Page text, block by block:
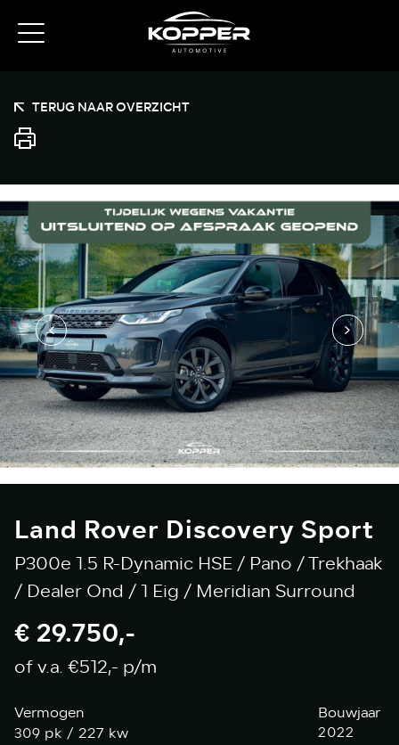
TERUG NAAR OVERZICHT
Land Rover Discovery Sport
P300e 1.5 R-Dynamic HSE / Pano / Trekhaak
/ Dealer Ond / 1 Eig / Meridian Surround
€ 29.750,-
of v.a. €512,- p/m
Vermogen
309 pk / 227 kw
Bouwjaar
2022